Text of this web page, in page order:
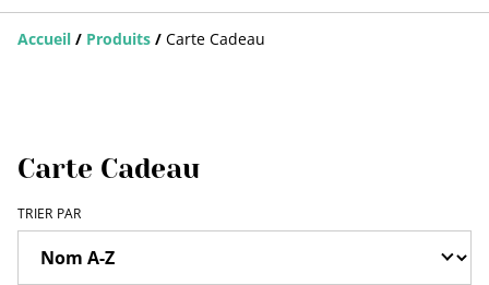
Accueil / Produits / Carte Cadeau
Carte Cadeau
TRIER PAR